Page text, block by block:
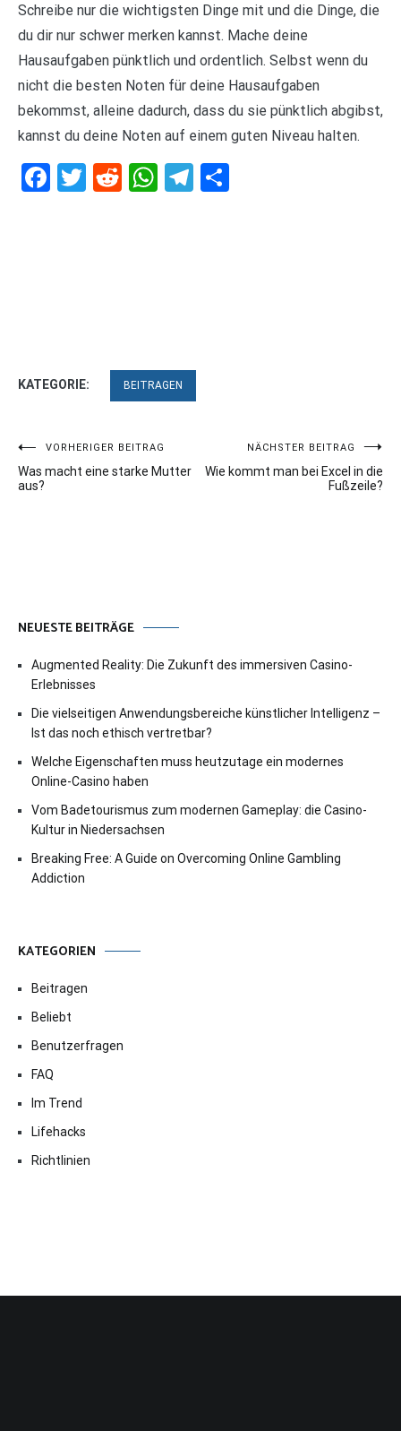
Schreibe nur die wichtigsten Dinge mit und die Dinge, die
du dir nur schwer merken kannst. Mache deine
Hausaufgaben pünktlich und ordentlich. Selbst wenn du
nicht die besten Noten für deine Hausaufgaben
bekommst, alleine dadurch, dass du sie pünktlich abgibst,
kannst du deine Noten auf einem guten Niveau halten.
Facebook
Twitter
RedditWhatsApp
Telegram
KATEGORIE: BEITRAGEN
Beitragsnavigation
VORHERIGER BEITRAG
Was macht eine starke Mutter
aus?
NÄCHSTER BEITRAG
Wie kommt man bei Excel in die
Fußzeile?
NEUESTE BEITRÄGE
Augmented Reality: Die Zukunft des immersiven Casino-
Erlebnisses
Die vielseitigen Anwendungsbereiche künstlicher Intelligenz –
Ist das noch ethisch vertretbar?
Welche Eigenschaften muss heutzutage ein modernes
Online-Casino haben
Vom Badetourismus zum modernen Gameplay: die Casino-
Kultur in Niedersachsen
Breaking Free: A Guide on Overcoming Online Gambling
Addiction
KATEGORIEN
Beitragen
Beliebt
Benutzerfragen
FAQ
Im Trend
Lifehacks
Richtlinien